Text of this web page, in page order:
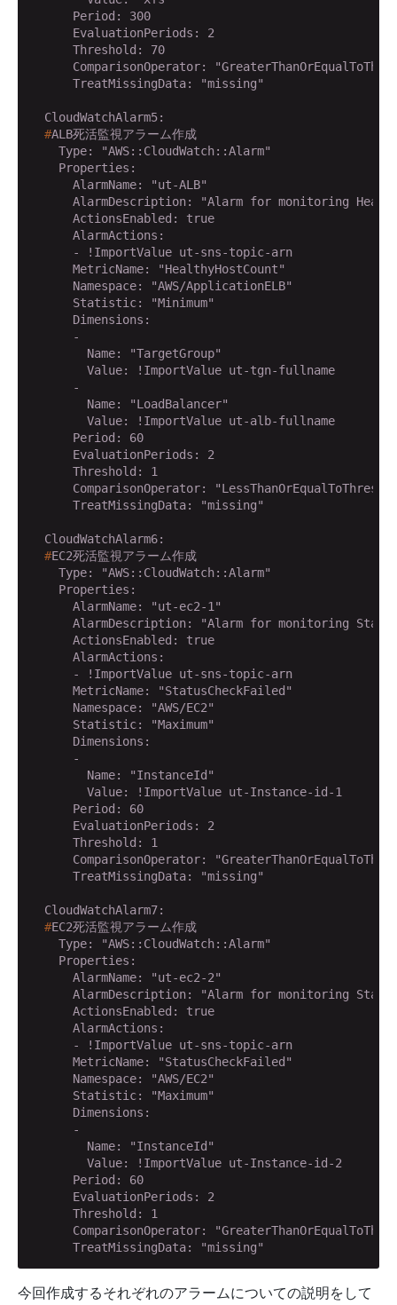
      Period: 300
      EvaluationPeriods: 2
      Threshold: 70
ComparisonOperator:
      TreatMissingData: "missing"
  #
ALB死活監視アラーム作成
    Type: "AWS::CloudWatch::Alarm"
    Properties:
      AlarmName: "ut-ALB"
AlarmDescription: "Alarm for monitoring
      ActionsEnabled: true
      AlarmActions:
      - !ImportValue ut-sns-topic-arn
      MetricName: "HealthyHostCount"
      Namespace: "AWS/ApplicationELB"
      Statistic: "Minimum"
      Dimensions:
      -
        Name: "TargetGroup"
        Value: !ImportValue ut-tgn-fullname
      -
        Name: "LoadBalancer"
        Value: !ImportValue ut-alb-fullname
      Period: 60
      EvaluationPeriods: 2
      Threshold: 1
ComparisonOperator:
      TreatMissingData: "missing"
  #
EC2死活監視アラーム作成
    Type: "AWS::CloudWatch::Alarm"
    Properties:
      AlarmName: "ut-ec2-1"
AlarmDescription: "Alarm for monitoring
      ActionsEnabled: true
      AlarmActions:
      - !ImportValue ut-sns-topic-arn
      MetricName: "StatusCheckFailed"
      Namespace: "AWS/EC2"
      Statistic: "Maximum"
      Dimensions:
      -
        Name: "InstanceId"
        Value: !ImportValue ut-Instance-id-1
      Period: 60
      EvaluationPeriods: 2
      Threshold: 1
ComparisonOperator:
      TreatMissingData: "missing"
  #
EC2死活監視アラーム作成
    Type: "AWS::CloudWatch::Alarm"
    Properties:
      AlarmName: "ut-ec2-2"
AlarmDescription: "Alarm for monitoring
      ActionsEnabled: true
      AlarmActions:
      - !ImportValue ut-sns-topic-arn
      MetricName: "StatusCheckFailed"
      Namespace: "AWS/EC2"
      Statistic: "Maximum"
      Dimensions:
      -
        Name: "InstanceId"
        Value: !ImportValue ut-Instance-id-2
      Period: 60
      EvaluationPeriods: 2
      Threshold: 1
ComparisonOperator:
      TreatMissingData: "missing"
今回作成するそれぞれのアラームについての説明をして